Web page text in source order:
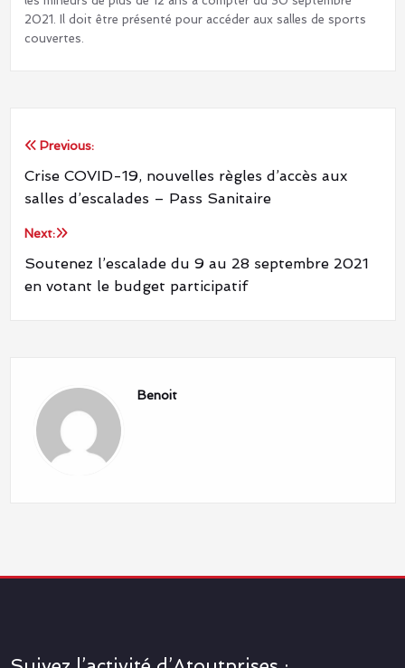
2021. Il doit être présenté pour accéder aux salles de sports
couvertes.
Navigation
de
l’article
Previous:
Crise COVID-19, nouvelles règles d’accès aux
salles d’escalades – Pass Sanitaire
Next:
Soutenez l’escalade du 9 au 28 septembre 2021
en votant le budget participatif
Benoit